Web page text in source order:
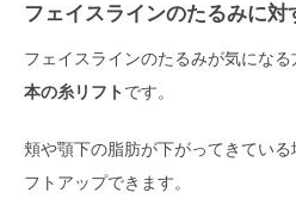
フェイスラインのたるみに対
フェイスラインのたるみが気になる
本の糸リフト です。
頬や顎下の脂肪が下がってきてい
フトアップできます。